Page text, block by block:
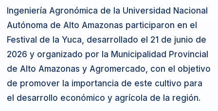
Ingeniería Agronómica de la Universidad Nacional
Autónoma de Alto Amazonas participaron en el
Festival de la Yuca, desarrollado el 21 de junio de
2026 y organizado por la Municipalidad Provincial
de Alto Amazonas y Agromercado, con el objetivo
de promover la importancia de este cultivo para
el desarrollo económico y agrícola de la región.